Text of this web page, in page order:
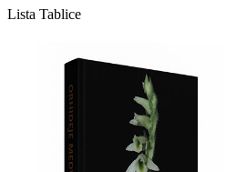
Lista Tablice